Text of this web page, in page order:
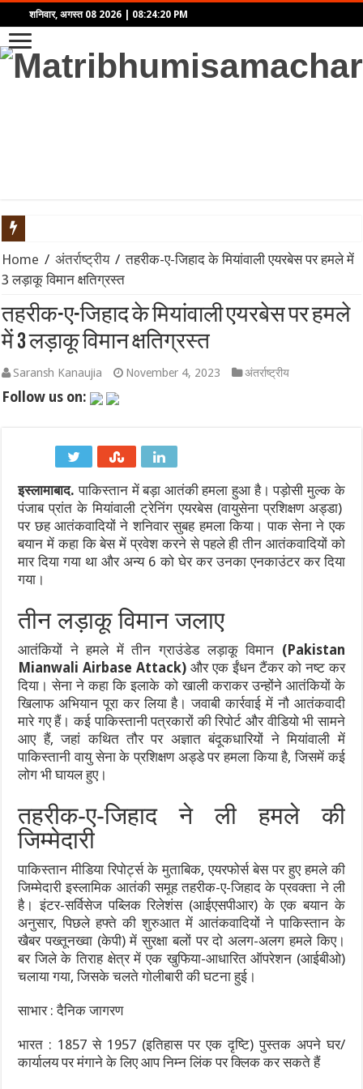
शनिवार, अगस्त 08 2026 08:24:20 PM
राष्ट्रगान और राष्ट्रगीत के सम्मान को लेकर कड़ा हुआ कानून: अनादर या
अतीक अहमद के बेटों अली और उमर को हाईकोर्ट से मिली पैरोल, कड़े पहरे
अमरनाथ यात्रा पर मौसम की मार: 8 अगस्त को जम्मू से यात्रा अस्थायी
भारत की वायु रक्षा में बड़ा कदम: छठी पीढ़ी के लड़ाकू विमान (6th
2027 वनडे वर्ल्ड कप: अफगानिस्तान ने सीधे क्वालिफाई कर रचा
ऋषभ पंत का उत्तराखंड प्रेम: गृह राज्य में पहला घर बनाने की इच्छा, सीएम
भारत सरकार का Meta पर बड़ा एक्शन: डीपफेक और प्रोपेगैंडा रोकने के
दिल्ली कैबिनेट का बड़ा फैसला: ‘दिल्ली प्राइवेट यूनिवर्सिटीज बिल 2026’
प्रयागराज में अबान अहमद के अंतिम संस्कार को लेकर सुरक्षा अलर्ट,
Home / अंतर्राष्ट्रीय / तहरीक-ए-जिहाद के मियांवाली एयरबेस पर हमले में
3 लड़ाकू विमान क्षतिग्रस्त
तहरीक-ए-जिहाद के मियांवाली एयरबेस पर हमले
में 3 लड़ाकू विमान क्षतिग्रस्त
Saransh Kanaujia November 4, 2023 अंतर्राष्ट्रीय
Follow us on:
इस्लामाबाद.पाकिस्तान में बड़ा आतंकी हमला हुआ है। पड़ोसी मुल्क के
पंजाब प्रांत के मियांवाली ट्रेनिंग एयरबेस (वायुसेना प्रशिक्षण अड्डा)
पर छह आतंकवादियों ने शनिवार सुबह हमला किया। पाक सेना ने एक
बयान में कहा कि बेस में प्रवेश करने से पहले ही तीन आतंकवादियों को
मार दिया गया था और अन्य 6 को घेर कर उनका एनकाउंटर कर दिया
गया।
तीन लड़ाकू विमान जलाए
आतंकियों ने हमले में तीन ग्राउंडेड लड़ाकू विमान (Pakistan
Mianwali Airbase Attack)और एक ईंधन टैंकर को नष्ट कर
दिया। सेना ने कहा कि इलाके को खाली कराकर उन्होंने आतंकियों के
खिलाफ अभियान पूरा कर लिया है। जवाबी कार्रवाई में नौ आतंकवादी
मारे गए हैं। कई पाकिस्तानी पत्रकारों की रिपोर्ट और वीडियो भी सामने
आए हैं, जहां कथित तौर पर अज्ञात बंदूकधारियों ने मियांवाली में
पाकिस्तानी वायु सेना के प्रशिक्षण अड्डे पर हमला किया है, जिसमें कई
लोग भी घायल हुए।
तहरीक-ए-जिहाद ने ली हमले की
जिम्मेदारी
पाकिस्तान मीडिया रिपोर्ट्स के मुताबिक, एयरफोर्स बेस पर हुए हमले की
जिम्मेदारी इस्लामिक आतंकी समूह तहरीक-ए-जिहाद के प्रवक्ता ने ली
है। इंटर-सर्विसेज पब्लिक रिलेशंस (आईएसपीआर) के एक बयान के
अनुसार, पिछले हफ्ते की शुरुआत में आतंकवादियों ने पाकिस्तान के
खैबर पख्तूनख्वा (केपी) में सुरक्षा बलों पर दो अलग-अलग हमले किए।
बर जिले के तिराह क्षेत्र में एक खुफिया-आधारित ऑपरेशन (आईबीओ)
चलाया गया, जिसके चलते गोलीबारी की घटना हुई।
साभार : दैनिक जागरण
भारत : 1857 से 1957 (इतिहास पर एक दृष्टि) पुस्तक अपने घर/
कार्यालय पर मंगाने के लिए आप निम्न लिंक पर क्लिक कर सकते हैं